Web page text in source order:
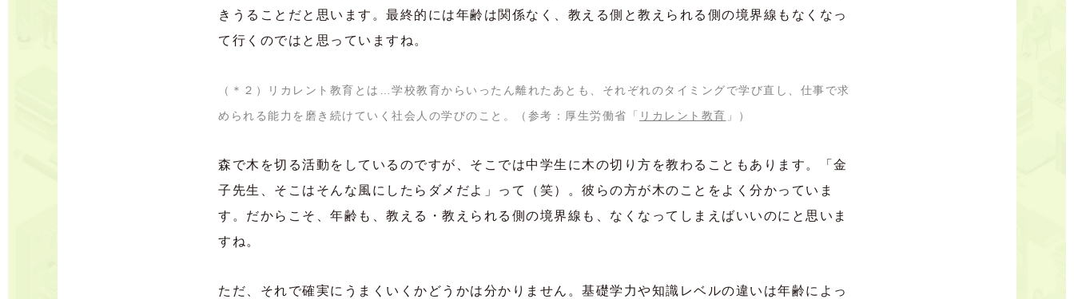
きうることだと思います。最終的には年齢は関係なく、教える側と教えられる側の境界線もなくなっ
て行くのではと思っていますね。
（＊２）リカレント教育とは…学校教育からいったん離れたあとも、それぞれのタイミングで学び直し、仕事で求
められる能力を磨き続けていく社会人の学びのこと。（参考：厚生労働省「 リカレント教育 」）
森で木を切る活動をしているのですが、そこでは中学生に木の切り方を教わることもあります。「金
子先生、そこはそんな風にしたらダメだよ」って（笑）。彼らの方が木のことをよく分かっていま
す。だからこそ、年齢も、教える・教えられる側の境界線も、なくなってしまえばいいのにと思いま
すね。
ただ、それで確実にうまくいくかどうかは分かりません。基礎学力や知識レベルの違いは年齢によっ